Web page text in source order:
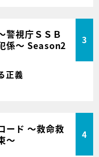
警視庁ＳＳＢ
係～ Season2
3
正義
ード ～救命救
～
4